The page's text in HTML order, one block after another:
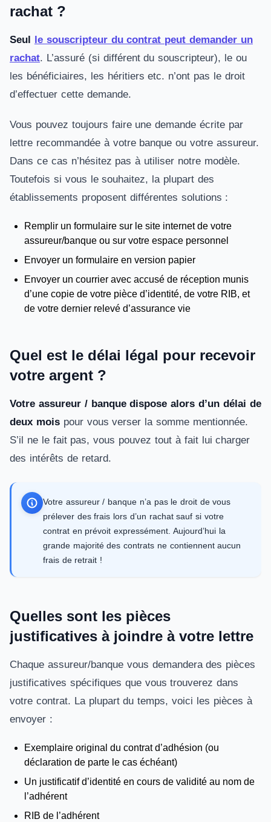
rachat ?
Seul le souscripteur du contrat peut demander un
rachat. L’assuré (si différent du souscripteur), le ou
les bénéficiaires, les héritiers etc. n’ont pas le droit
d’effectuer cette demande.
Vous pouvez toujours faire une demande écrite par
lettre recommandée à votre banque ou votre assureur.
Dans ce cas n’hésitez pas à utiliser notre modèle.
Toutefois si vous le souhaitez, la plupart des
établissements proposent différentes solutions :
Remplir un formulaire sur le site internet de votre
assureur/banque ou sur votre espace personnel
Envoyer un formulaire en version papier
Envoyer un courrier avec accusé de réception munis
d’une copie de votre pièce d’identité, de votre RIB, et
de votre dernier relevé d’assurance vie
Quel est le délai légal pour recevoir
votre argent ?
Votre assureur / banque dispose alors d’un délai de
deux mois pour vous verser la somme mentionnée.
S’il ne le fait pas, vous pouvez tout à fait lui charger
des intérêts de retard.
Votre assureur / banque n’a pas le droit de vous
prélever des frais lors d’un rachat sauf si votre
contrat en prévoit expressément. Aujourd’hui la
grande majorité des contrats ne contiennent aucun
frais de retrait !
Quelles sont les pièces
justificatives à joindre à votre lettre
Chaque assureur/banque vous demandera des pièces
justificatives spécifiques que vous trouverez dans
votre contrat. La plupart du temps, voici les pièces à
envoyer :
Exemplaire original du contrat d’adhésion (ou
déclaration de parte le cas échéant)
Un justificatif d’identité en cours de validité au nom de
l’adhérent
RIB de l’adhérent